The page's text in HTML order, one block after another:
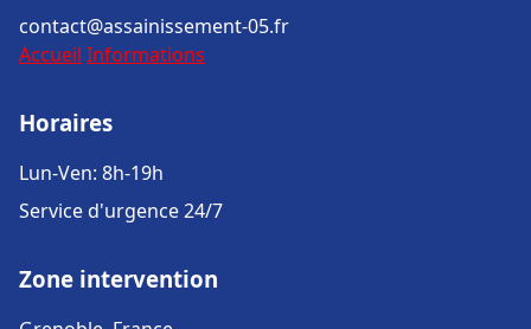
contact@assainissement-05.fr
Accueil Informations
Horaires
Lun-Ven: 8h-19h
Service d'urgence 24/7
Zone intervention